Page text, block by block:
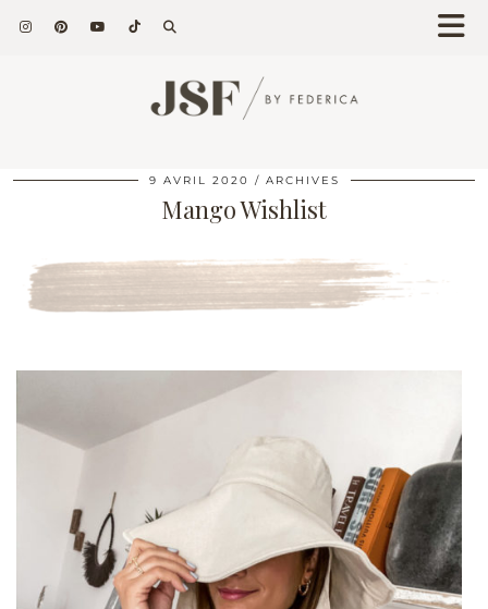
9 AVRIL 2020 ARCHIVES
Mango Wishlist